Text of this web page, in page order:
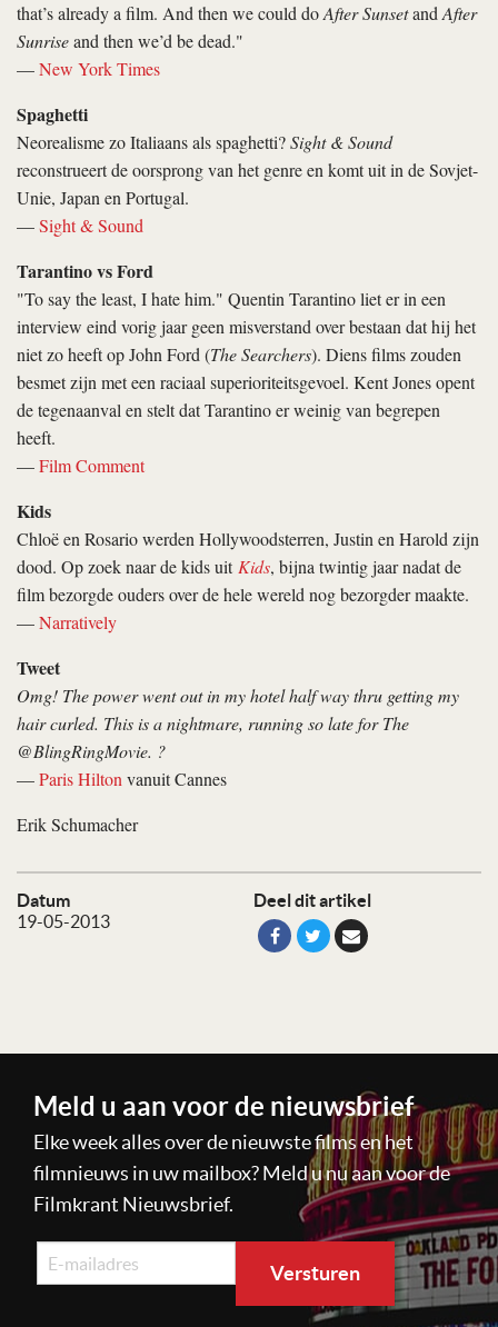
Datum
19-05-2013
Deel dit artikel
that’s already a film. And then we could doAfter SunsetandAfter
Sunriseand then we’d be dead."
—New York Times
Spaghetti
Neorealisme zo Italiaans als spaghetti?Sight & Sound
reconstrueert de oorsprong van het genre en komt uit in de Sovjet-
Unie, Japan en Portugal.
—Sight & Sound
Tarantino vs Ford
"To say the least, I hate him." Quentin Tarantino liet er in een
interview eind vorig jaar geen misverstand over bestaan dat hij het
niet zo heeft op John Ford (The Searchers). Diens films zouden
besmet zijn met een raciaal superioriteitsgevoel. Kent Jones opent
de tegenaanval en stelt dat Tarantino er weinig van begrepen
heeft.
—Film Comment
Kids
Chloë en Rosario werden Hollywoodsterren, Justin en Harold zijn
dood. Op zoek naar de kids uitKids, bijna twintig jaar nadat de
film bezorgde ouders over de hele wereld nog bezorgder maakte.
—Narratively
Tweet
Omg! The power went out in my hotel half way thru getting my
hair curled. This is a nightmare, running so late for The
@BlingRingMovie. ?
—Paris Hiltonvanuit Cannes
Erik Schumacher
Meld u aan voor de nieuwsbrief
Elke week alles over de nieuwste films en het
filmnieuws in uw mailbox? Meld u nu aan voor de
Filmkrant Nieuwsbrief.